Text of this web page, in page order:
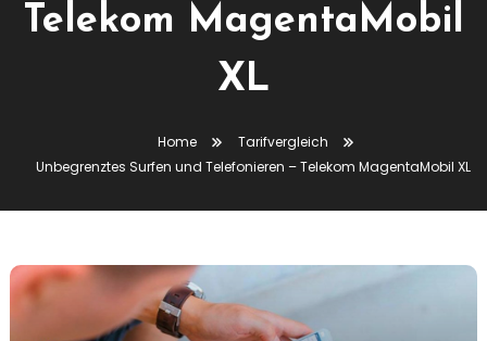
Telekom MagentaMobil
XL
Home
Tarifvergleich
Unbegrenztes Surfen und Telefonieren – Telekom MagentaMobil XL